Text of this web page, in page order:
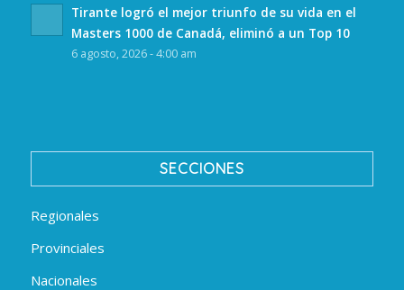
Tirante logró el mejor triunfo de su vida en el
Masters 1000 de Canadá, eliminó a un Top 10
6 agosto, 2026 - 4:00 am
SECCIONES
Regionales
Provinciales
Nacionales